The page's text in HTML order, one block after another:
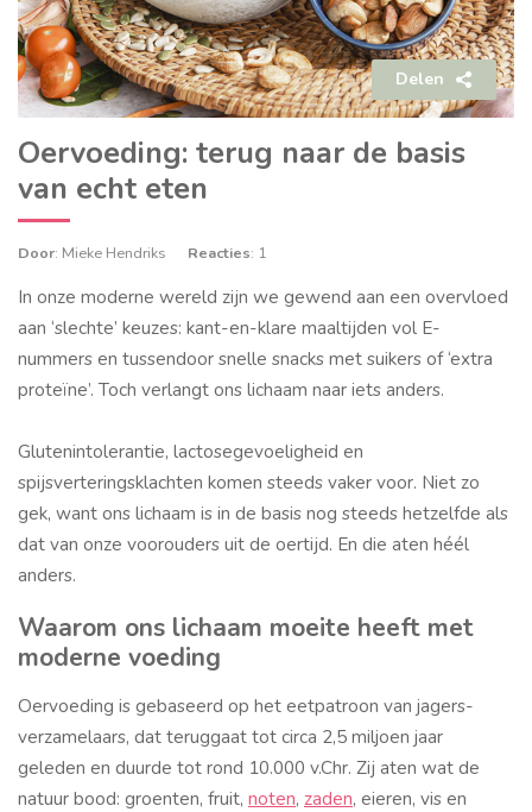
Delen
Oervoeding: terug naar de basis
van echt eten
Door: Mieke Hendriks Reacties: 1
In onze moderne wereld zijn we gewend aan een overvloed
aan ‘slechte’ keuzes: kant-en-klare maaltijden vol E-
nummers en tussendoor snelle snacks met suikers of ‘extra
proteïne’. Toch verlangt ons lichaam naar iets anders.
Glutenintolerantie, lactosegevoeligheid en
spijsverteringsklachten komen steeds vaker voor. Niet zo
gek, want ons lichaam is in de basis nog steeds hetzelfde als
dat van onze voorouders uit de oertijd. En die aten héél
anders.
Waarom ons lichaam moeite heeft met
moderne voeding
Oervoeding is gebaseerd op het eetpatroon van jagers-
verzamelaars, dat teruggaat tot circa 2,5 miljoen jaar
geleden en duurde tot rond 10.000 v.Chr. Zij aten wat de
natuur bood: groenten, fruit, noten, zaden, eieren, vis en